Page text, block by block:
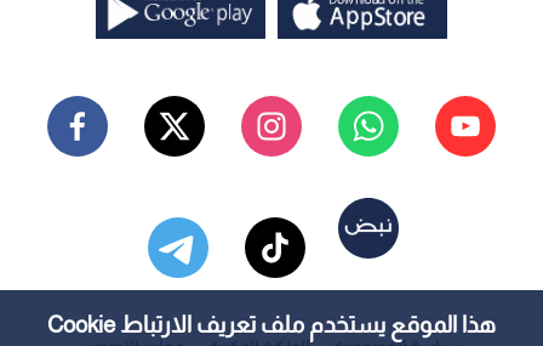
هذا الموقع يستخدم ملف تعريف الارتباط Cookie